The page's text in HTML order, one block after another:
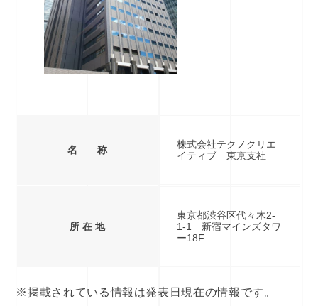
名 称
株式会社テクノクリエ
イティブ 東京支社
所 在 地
東京都渋谷区代々木2-
1-1 新宿マインズタワ
ー18F
※掲載されている情報は発表日現在の情報です。